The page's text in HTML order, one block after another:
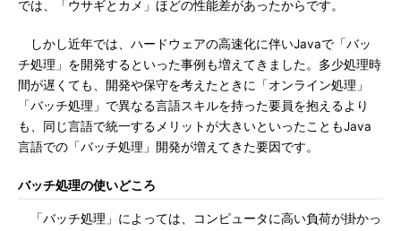
では、「ウサギとカメ」ほどの性能差があったからです。
しかし近年では、ハードウェアの高速化に伴いJavaで「バッ
チ処理」を開発するといった事例も増えてきました。多少処理時
間が遅くても、開発や保守を考えたときに「オンライン処理」
「バッチ処理」で異なる言語スキルを持った要員を抱えるより
も、同じ言語で統一するメリットが大きいといったこともJava
言語での「バッチ処理」開発が増えてきた要因です。
バッチ処理の使いどころ
「バッチ処理」によっては、コンピュータに高い負荷が掛かっ